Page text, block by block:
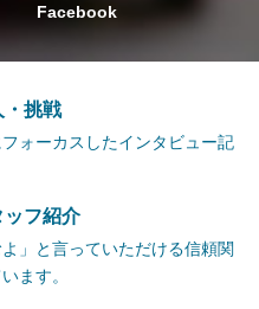
Facebook
・挑戦
ォーカスしたインタビュー記
ッフ紹介
よ」と言っていただける信頼関
ます。